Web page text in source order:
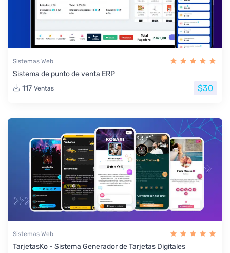
Sistemas Web
Sistema de punto de venta ERP
117 Ventas $30
Sistemas Web
TarjetasKo - Sistema Generador de Tarjetas Digitales